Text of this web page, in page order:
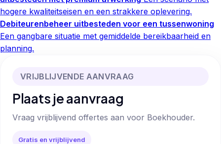
hogere kwaliteitseisen en een strakkere oplevering.
Debiteurenbeheer uitbesteden voor een tussenwoning
Een gangbare situatie met gemiddelde bereikbaarheid en
planning.
VRIJBLIJVENDE AANVRAAG
Plaats je aanvraag
Vraag vrijblijvend offertes aan voor Boekhouder.
Gratis en vrijblijvend